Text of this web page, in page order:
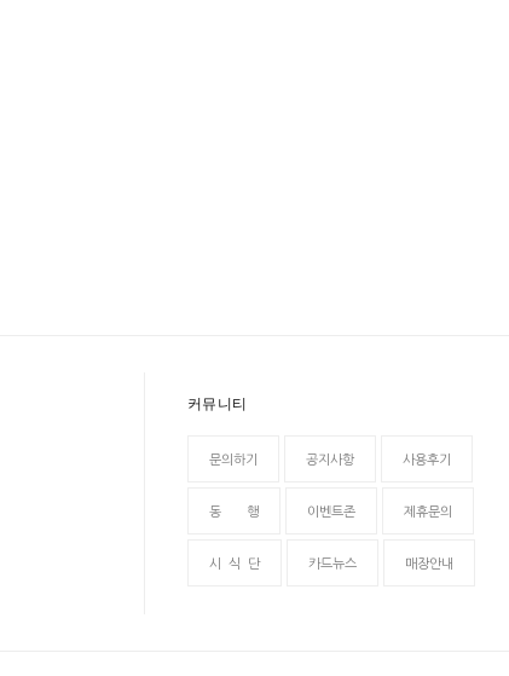
커뮤니티
문의하기 공지사항 사용후기
동 행 이벤트존 제휴문의
시 식 단 카드뉴스 매장안내